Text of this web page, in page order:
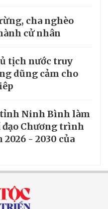
cha nghèo
cử nhân
tịch nước truy
dũng cảm cho
Ninh Bình làm
đạo Chương trình
- 2030 của